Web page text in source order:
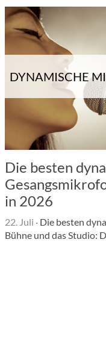
DYNAMISCHE
Die besten
in 2026
22. Juli · Die besten
Bühne und das Studio: